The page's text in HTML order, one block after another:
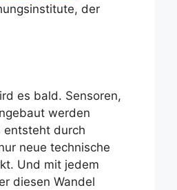
der
es bald. Sensoren,
werden
entsteht durch
neue technische
Und mit jedem
diesen Wandel